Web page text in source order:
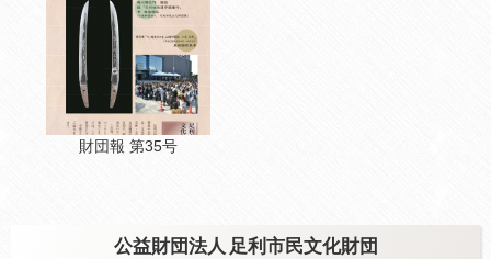
財団報 第35号
公益財団法人 足利市民文化財団